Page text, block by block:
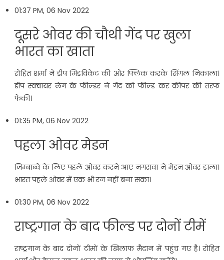
01:37 PM, 06 Nov 2022
दूसरे ओवर की चौथी गेंद पर खुला
भारत का खाता
रोहित शर्मा ने डीप मिडविकेट की ओर फ्लिक करके सिंगल निकाला।
डीप स्‍क्‍वायर लेग के फील्डर ने गेंद को फील्ड कर कीपर की तरफ
फेंकी।
01:35 PM, 06 Nov 2022
पहला ओवर मेडन
जिम्बाब्वे के लिए पहले ओवर करने आए नगरावा ने मेडन ओवर डाला।
भारत पहले ओवर में एक भी रन नहीं बना सका।
01:30 PM, 06 Nov 2022
राष्ट्रगान के बाद फील्ड पर दोनों टीमें
राष्ट्रगान के बाद दोनों टीमों के खिलाफ मैदान में पहुंच गए है। रोहित